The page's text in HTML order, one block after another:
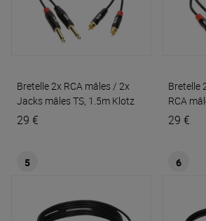
Bretelle 2x RCA mâles / 2x
Jacks mâles TS, 1.5m Klotz
29 €
Bretelle
RCA
29 €
5 6